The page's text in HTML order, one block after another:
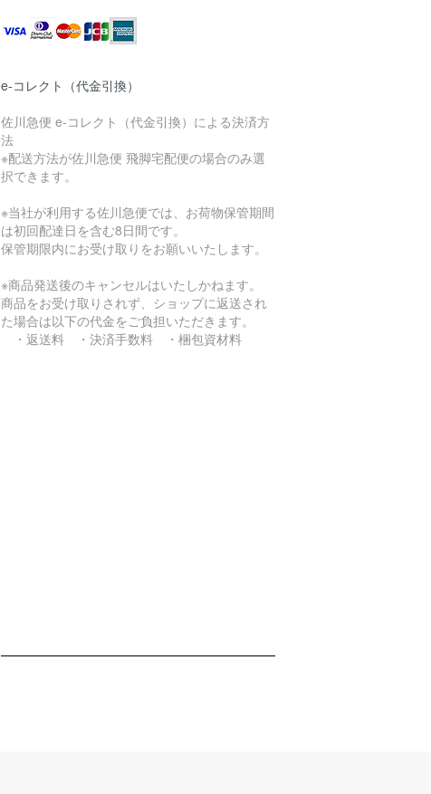
e-コレクト（代金引換）
佐川急便 e-コレクト（代金引換）による決済方
法
※配送方法が佐川急便 飛脚宅配便の場合のみ選
択できます。
※当社が利用する佐川急便では、お荷物保管期間
は初回配達日を含む8日間です。
保管期限内にお受け取りをお願いいたします。
※商品発送後のキャンセルはいたしかねます。
商品をお受け取りされず、ショップに返送され
た場合は以下の代金をご負担いただきます。
・返送料 ・決済手数料 ・梱包資材料